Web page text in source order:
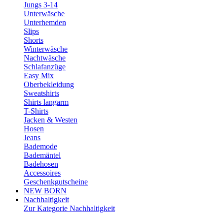
Jungs 3-14
Unterwäsche
Unterhemden
Slips
Shorts
Winterwäsche
Nachtwäsche
Schlafanzüge
Easy Mix
Oberbekleidung
Sweatshirts
Shirts langarm
T-Shirts
Jacken & Westen
Hosen
Jeans
Bademode
Bademäntel
Badehosen
Accessoires
Geschenkgutscheine
NEW BORN
Nachhaltigkeit
Zur Kategorie Nachhaltigkeit